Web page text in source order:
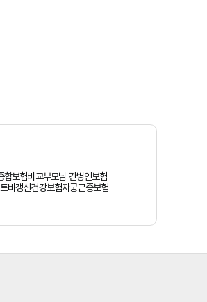
합보험비교부모님 간병인보험
비갱신건강보험자궁근종보험